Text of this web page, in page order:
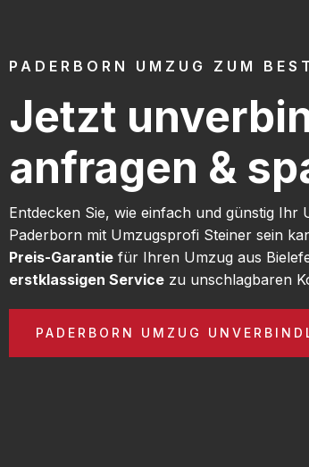
PADERBORN UMZUG ZUM
Jetzt
anfragen &
Entdecken Sie, wie einfach und günstig Ihr
Paderborn mit Umzugsprofi Steiner sein
Preis-Garantie für Ihren Umzug aus
erstklassigen Service zu unschlagbaren
PADERBORN UMZUG